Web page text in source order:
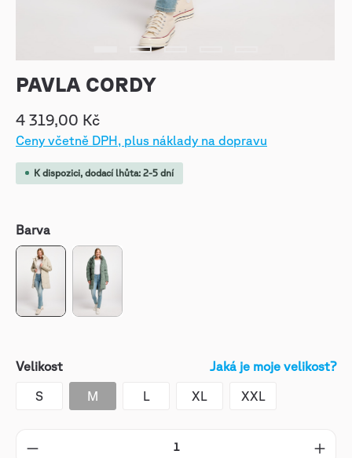
PAVLA CORDY
4 319,00 Kč
Ceny včetně DPH, plus náklady na dopravu
K dispozici, dodací lhůta: 2-5 dní
Barva
Velikost Jaká je moje velikost?
S M L XL XXL